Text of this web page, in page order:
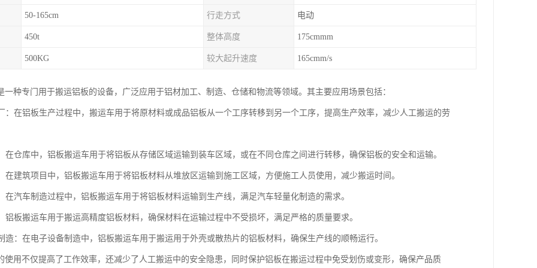
50-165cm 行走方式 电动
450t 整体高度 175cmmm
500KG 较大起升速度 165cmm/s
一种专门用于搬运铝板的设备，广泛应用于铝材加工、制造、仓储和物流等领域。其主要应用场景包括：
：在铝板生产过程中，搬运车用于将原材料或成品铝板从一个工序转移到另一个工序，提高生产效率，减少人工搬运的劳
在仓库中，铝板搬运车用于将铝板从存储区域运输到装车区域，或在不同仓库之间进行转移，确保铝板的安全和运输。
在建筑项目中，铝板搬运车用于将铝板材料从堆放区运输到施工区域，方便施工人员使用，减少搬运时间。
在汽车制造过程中，铝板搬运车用于将铝板材料运输到生产线，满足汽车轻量化制造的需求。
铝板搬运车用于搬运高精度铝板材料，确保材料在运输过程中不受损坏，满足严格的质量要求。
造：在电子设备制造中，铝板搬运车用于搬运用于外壳或散热片的铝板材料，确保生产线的顺畅运行。
使用不仅提高了工作效率，还减少了人工搬运中的安全隐患，同时保护铝板在搬运过程中免受划伤或变形，确保产品质